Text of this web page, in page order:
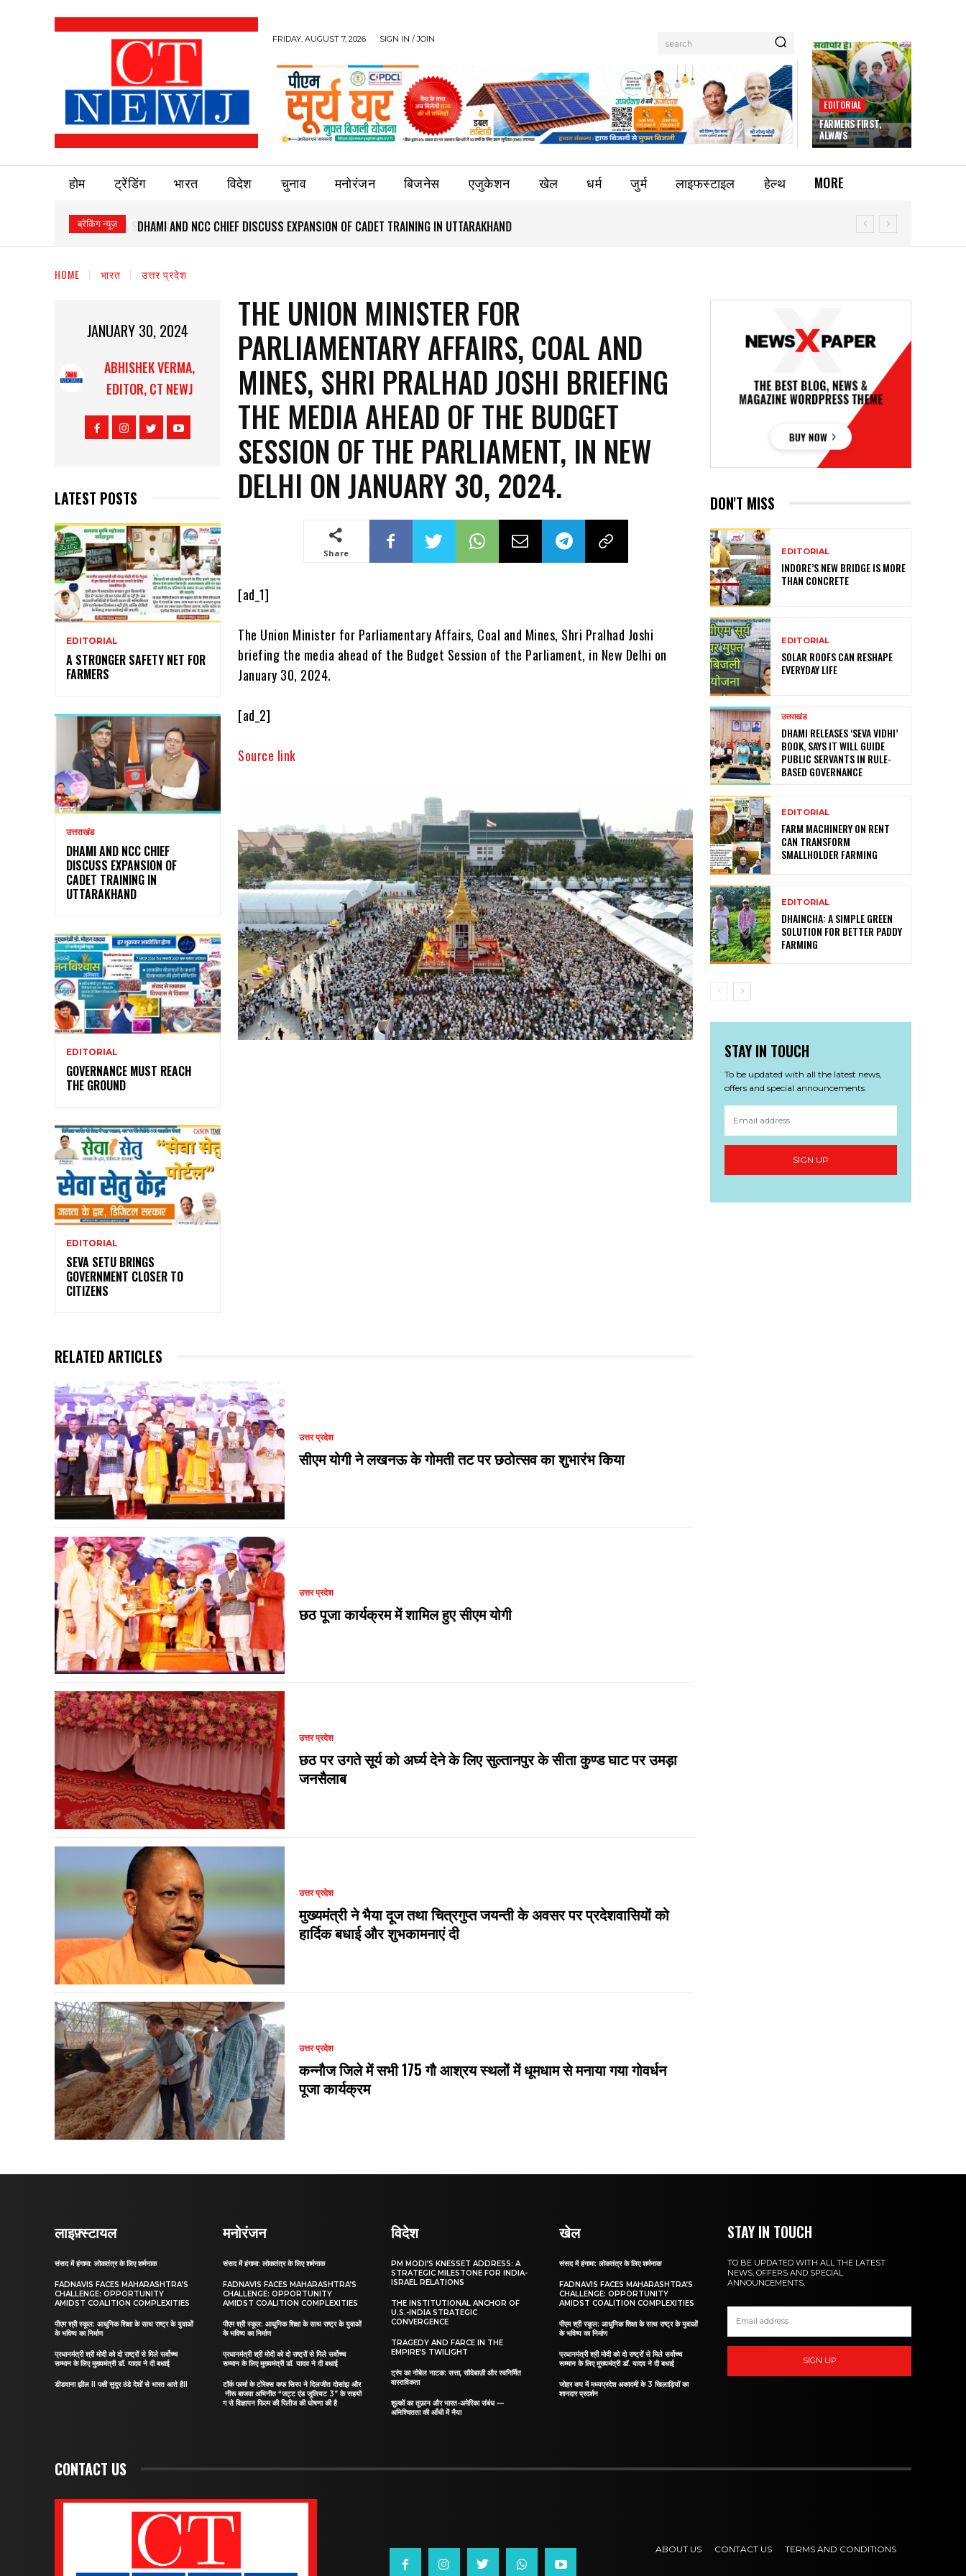
FRIDAY, AUGUST 7, 2026 SIGN IN / JOIN search
EDITORIAL
FARMERS FIRST,
ALWAYS
होम ट्रेंडिंग भारत विदेश चुनाव मनोरंजन बिजनेस एजुकेशन खेल धर्म जुर्म लाइफस्टाइल हेल्थ MORE
ब्रेकिंग न्यूज़ DHAMI AND NCC CHIEF DISCUSS EXPANSION OF CADET TRAINING IN UTTARAKHAND
HOME भारत उत्तर प्रदेश
JANUARY 30, 2024
ABHISHEK VERMA,
EDITOR, CT NEWJ
LATEST POSTS
EDITORIAL
A STRONGER SAFETY NET FOR
FARMERS
उत्तराखंड
DHAMI AND NCC CHIEF
DISCUSS EXPANSION OF
CADET TRAINING IN
UTTARAKHAND
EDITORIAL
GOVERNANCE MUST REACH
THE GROUND
EDITORIAL
SEVA SETU BRINGS
GOVERNMENT CLOSER TO
CITIZENS
THE UNION MINISTER FOR
PARLIAMENTARY AFFAIRS, COAL AND
MINES, SHRI PRALHAD JOSHI BRIEFING
THE MEDIA AHEAD OF THE BUDGET
SESSION OF THE PARLIAMENT, IN NEW
DELHI ON JANUARY 30, 2024.
Share
[ad_1]
The Union Minister for Parliamentary Affairs, Coal and Mines, Shri Pralhad Joshi
briefing the media ahead of the Budget Session of the Parliament, in New Delhi on
January 30, 2024.
[ad_2]
Source link
RELATED ARTICLES
उत्तर प्रदेश
सीएम योगी ने लखनऊ के गोमती तट पर छठोत्सव का शुभारंभ किया
उत्तर प्रदेश
छठ पूजा कार्यक्रम में शामिल हुए सीएम योगी
उत्तर प्रदेश
छठ पर उगते सूर्य को अर्घ्य देने के लिए सुल्तानपुर के सीता कुण्ड घाट पर उमड़ा
जनसैलाब
उत्तर प्रदेश
मुख्यमंत्री ने भैया दूज तथा चित्रगुप्त जयन्ती के अवसर पर प्रदेशवासियों को
हार्दिक बधाई और शुभकामनाएं दी
उत्तर प्रदेश
कन्नौज जिले में सभी 175 गौ आश्रय स्थलों में धूमधाम से मनाया गया गोवर्धन
पूजा कार्यक्रम
DON'T MISS
EDITORIAL
INDORE’S NEW BRIDGE IS MORE
THAN CONCRETE
EDITORIAL
SOLAR ROOFS CAN RESHAPE
EVERYDAY LIFE
उत्तराखंड
DHAMI RELEASES ‘SEVA VIDHI’
BOOK, SAYS IT WILL GUIDE
PUBLIC SERVANTS IN RULE-
BASED GOVERNANCE
EDITORIAL
FARM MACHINERY ON RENT
CAN TRANSFORM
SMALLHOLDER FARMING
EDITORIAL
DHAINCHA: A SIMPLE GREEN
SOLUTION FOR BETTER PADDY
FARMING
STAY IN TOUCH
To be updated with all the latest news,
offers and special announcements.
SIGN UP
लाइफ़्स्टायल
संसद में हंगामा: लोकतंत्र के लिए शर्मनाक
FADNAVIS FACES MAHARASHTRA’S
CHALLENGE: OPPORTUNITY
AMIDST COALITION COMPLEXITIES
पीएम श्री स्कूल: आधुनिक शिक्षा के साथ राष्ट्र के युवाओं
के भविष्य का निर्माण
प्रधानमंत्री श्री मोदी को दो राष्ट्रों से मिले सर्वोच्च
सम्मान के लिए मुख्यमंत्री डॉ. यादव ने दी बधाई
डीडवाना झील II पक्षी सुदूर ठंडे देशों से भारत आते हैII
मनोरंजन
संसद में हंगामा: लोकतंत्र के लिए शर्मनाक
FADNAVIS FACES MAHARASHTRA’S
CHALLENGE: OPPORTUNITY
AMIDST COALITION COMPLEXITIES
पीएम श्री स्कूल: आधुनिक शिक्षा के साथ राष्ट्र के युवाओं
के भविष्य का निर्माण
प्रधानमंत्री श्री मोदी को दो राष्ट्रों से मिले सर्वोच्च
सम्मान के लिए मुख्यमंत्री डॉ. यादव ने दी बधाई
टॉर्क फार्मा के टोरेक्स कफ सिरप ने दिलजीत दोसांझ और
नीरू बाजवा अभिनीत “जट्ट एंड जूलियट 3” के सहयो
ग से विज्ञापन फिल्म की रिलीज की घोषणा की है
विदेश
PM MODI’S KNESSET ADDRESS: A
STRATEGIC MILESTONE FOR INDIA-
ISRAEL RELATIONS
THE INSTITUTIONAL ANCHOR OF
U.S.-INDIA STRATEGIC
CONVERGENCE
TRAGEDY AND FARCE IN THE
EMPIRE’S TWILIGHT
ट्रंप का नोबेल नाटक: सत्ता, सौदेबाज़ी और स्वनिर्मित
वास्तविकता
शुल्कों का तूफ़ान और भारत-अमेरिका संबंध —
अनिश्चितता की आँधी में नैया
खेल
संसद में हंगामा: लोकतंत्र के लिए शर्मनाक
FADNAVIS FACES MAHARASHTRA’S
CHALLENGE: OPPORTUNITY
AMIDST COALITION COMPLEXITIES
पीएम श्री स्कूल: आधुनिक शिक्षा के साथ राष्ट्र के युवाओं
के भविष्य का निर्माण
प्रधानमंत्री श्री मोदी को दो राष्ट्रों से मिले सर्वोच्च
सम्मान के लिए मुख्यमंत्री डॉ. यादव ने दी बधाई
जोहर कप में मध्यप्रदेश अकादमी के 3 खिलाड़ियों का
शानदार प्रदर्शन
STAY IN TOUCH
TO BE UPDATED WITH ALL THE LATEST
NEWS, OFFERS AND SPECIAL
ANNOUNCEMENTS.
SIGN UP
CONTACT US
ABOUT US CONTACT US TERMS AND CONDITIONS